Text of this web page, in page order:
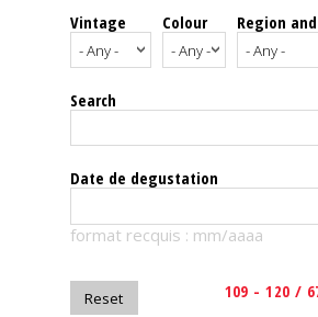
Spirits
Tasting
reviews
The
magazine
Vintage Colour Region
Search
Date de degustation
format recquis : mm/aaaa
109 - 120 /